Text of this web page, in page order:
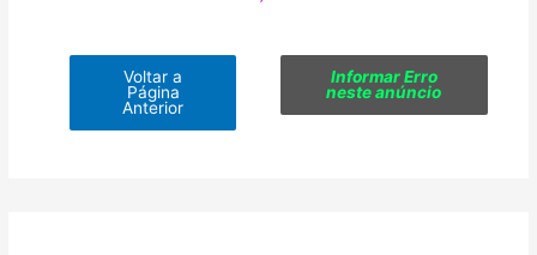
Voltar a
Página
Anterior
Informar Erro
neste anúncio